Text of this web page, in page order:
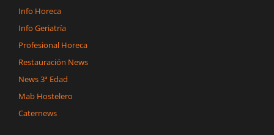
Info Horeca
Info Geriatría
Profesional Horeca
Restauración News
News 3ª Edad
Mab Hostelero
Caternews